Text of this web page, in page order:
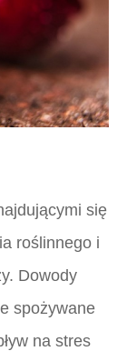
się
roślinnego i
Dowody
spożywane
na stres